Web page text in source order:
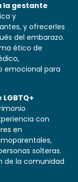
la gestante
y
y ofrecerles
del embarazo.
ético de
emocional para
con
en
solteras.
de la comunidad